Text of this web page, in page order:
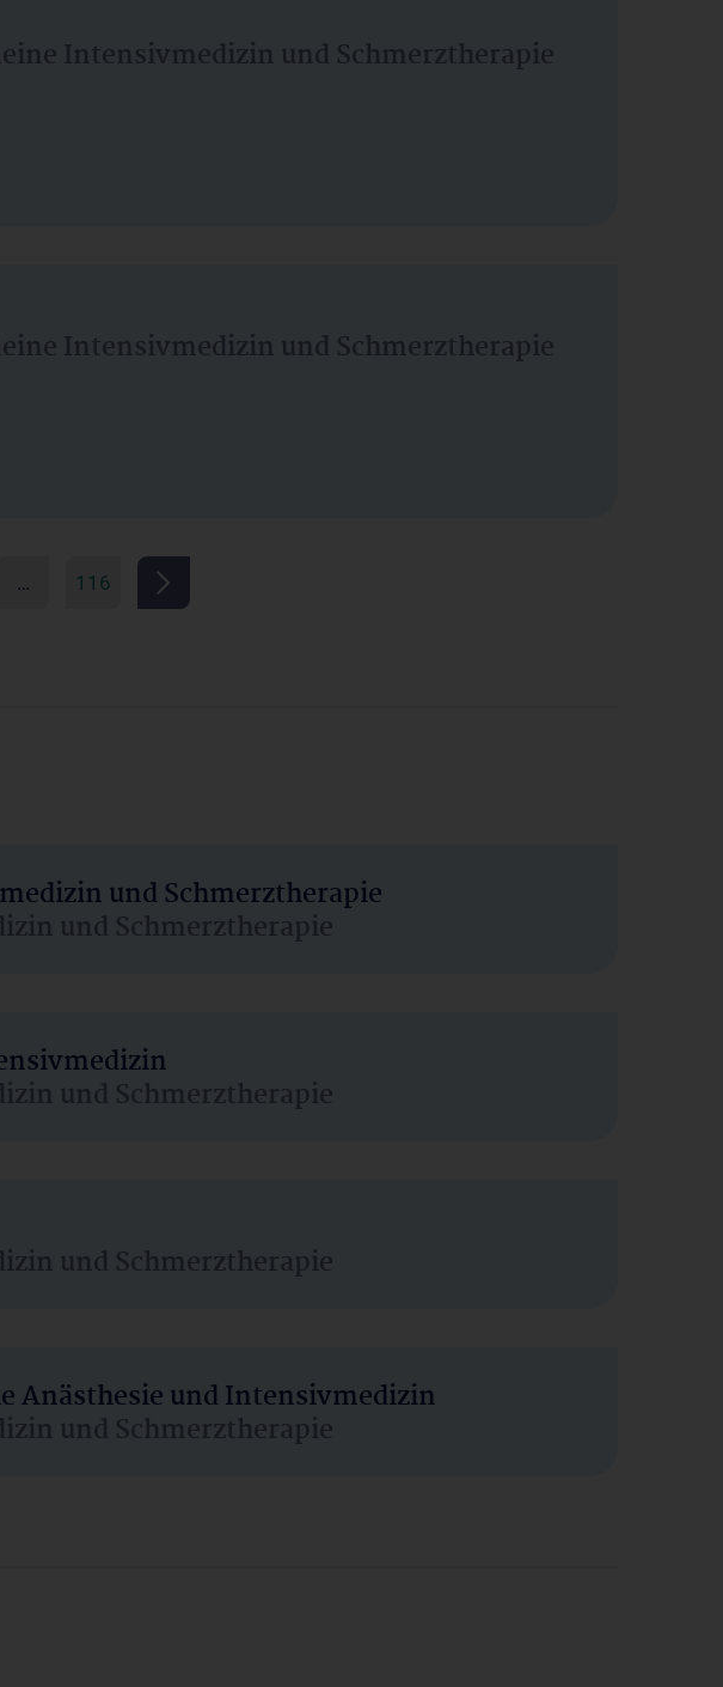
Intensivmedizin und Schmerztherapie
Intensivmedizin und Schmerztherapie
… 116
und Schmerztherapie
und Schmerztherapie
und Schmerztherapie
und Schmerztherapie
Anästhesie und Intensivmedizin
und Schmerztherapie